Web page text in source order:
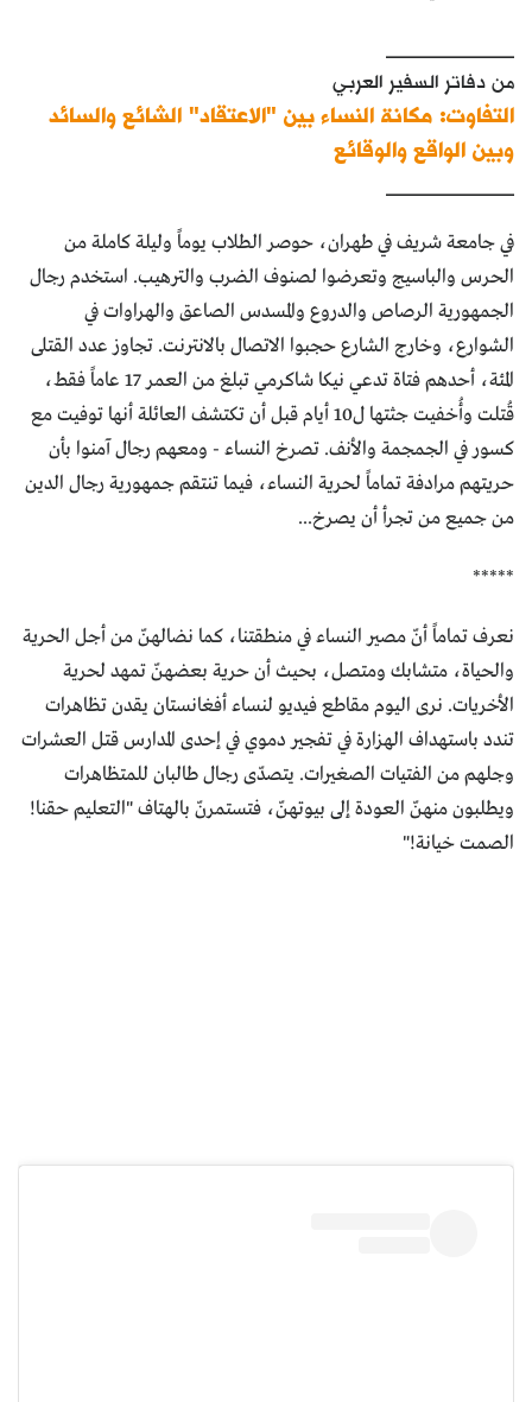
من دفاتر السفير العربي
التفاوت: مكانة النساء بين "الاعتقاد" الشائع والسائد
وبين الواقع والوقائع
في جامعة شريف في طهران، حوصر الطلاب يوماً وليلة كاملة من
الحرس والباسيج وتعرضوا لصنوف الضرب والترهيب. استخدم رجال
الجمهورية الرصاص والدروع والمسدس الصاعق والهراوات في
الشوارع، وخارج الشارع حجبوا الاتصال بالانترنت. تجاوز عدد القتلى
المئة، أحدهم فتاة تدعي نيكا شاكرمي تبلغ من العمر 17 عاماً فقط،
قُتلت وأُخفيت جثتها ل10 أيام قبل أن تكتشف العائلة أنها توفيت مع
كسور في الجمجمة والأنف. تصرخ النساء - ومعهم رجال آمنوا بأن
حريتهم مرادفة تماماً لحرية النساء، فيما تنتقم جمهورية رجال الدين
من جميع من تجرأ أن يصرخ...
*****
نعرف تماماً أنّ مصير النساء في منطقتنا، كما نضالهنّ من أجل الحرية
والحياة، متشابك ومتصل، بحيث أن حرية بعضهنّ تمهد لحرية
الأخريات. نرى اليوم مقاطع فيديو لنساء أفغانستان يقدن تظاهرات
تندد باستهداف الهزارة في تفجير دموي في إحدى المدارس قتل العشرات
وجلهم من الفتيات الصغيرات. يتصدّى رجال طالبان للمتظاهرات
ويطلبون منهنّ العودة إلى بيوتهنّ، فتستمرنّ بالهتاف "التعليم حقنا!
الصمت خيانة!"